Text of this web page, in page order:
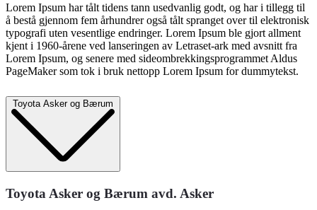
Lorem Ipsum har tålt tidens tann usedvanlig godt, og har i tillegg til
å bestå gjennom fem århundrer også tålt spranget over til elektronisk
typografi uten vesentlige endringer. Lorem Ipsum ble gjort allment
kjent i 1960-årene ved lanseringen av Letraset-ark med avsnitt fra
Lorem Ipsum, og senere med sideombrekkingsprogrammet Aldus
PageMaker som tok i bruk nettopp Lorem Ipsum for dummytekst.
Toyota Asker og Bærum
Toyota Asker og Bærum avd. Asker